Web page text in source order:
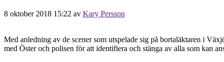
8 oktober 2018 15:22 av Kary Persson
Med anledning av de scener som utspelade sig på bortaläktaren i
med Öster och polisen för att identifiera och stänga av alla som kan